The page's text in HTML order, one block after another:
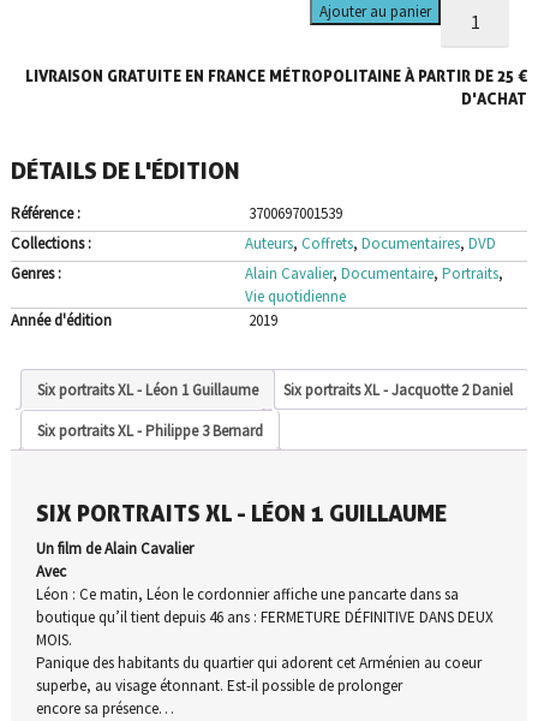
de
Six
portraits
Ajouter au panier
LIVRAISON GRATUITE EN FRANCE MÉTROPOLITAINE À PARTIR DE 25 €
D'ACHAT
DÉTAILS DE L'ÉDITION
Référence :
3700697001539
Collections :
Auteurs, Coffrets, Documentaires, DVD
Genres :
Alain Cavalier, Documentaire, Portraits,
Vie quotidienne
Année d'édition
2019
Six portraits XL - Léon 1 Guillaume
Six portraits XL - Jacquotte 2 Daniel
Six portraits XL - Philippe 3 Bernard
SIX PORTRAITS XL - LÉON 1 GUILLAUME
Un film de Alain Cavalier
Avec
Léon : Ce matin, Léon le cordonnier affiche une pancarte dans sa
boutique qu’il tient depuis 46 ans : FERMETURE DÉFINITIVE DANS DEUX
MOIS.
Panique des habitants du quartier qui adorent cet Arménien au coeur
superbe, au visage étonnant. Est-il possible de prolonger
encore sa présence…